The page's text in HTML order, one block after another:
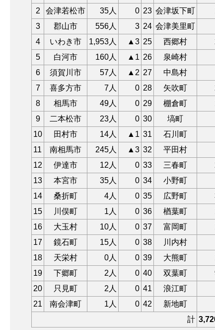
2
会津若松市 35人 0 23 会津坂下町
3
郡山市 556人 3 24 会津美里町
4
いわき市 1,953人 ▲3 25 西郷村
5
白河市 160人 ▲1 26 泉崎村
6
須賀川市 57人 ▲2 27 中島村
7
喜多方市 7人 0 28 矢吹町
8
相馬市 49人 0 29 棚倉町
9
二本松市 23人 0 30 塙町
10
田村市 14人 ▲1 31 石川町
11
南相馬市 245人 ▲3 32 平田村
12
伊達市 12人 0 33 三春町
13
本宮市 35人 0 34 小野町
14
桑折町 4人 0 35 広野町
15
川俣町 1人 0 36 楢葉町
16
大玉村 10人 0 37 富岡町
17
鏡石町 15人 0 38 川内村
18
天栄村 0人 0 39 大熊町
19
下郷町 2人 0 40 双葉町
20
只見町 2人 0 41 浪江町
21
南会津町 1人 0 42 新地町
計